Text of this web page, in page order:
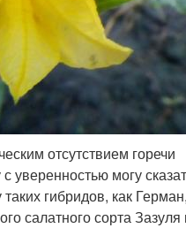
отсутствием горечи
могу
гибридов, как
салатного сорта